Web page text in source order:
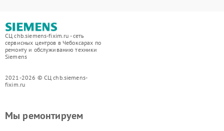
СЦ chb.siemens-fixim.ru - сеть
сервисных центров в Чебоксарах по
ремонту и обслуживанию техники
Siemens
2021-2026 © СЦ chb.siemens-
fixim.ru
Мы ремонтируем